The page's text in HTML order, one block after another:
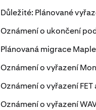
Důležité: Plánované
Oznámení o ukončení
Plánovaná migrace Maple
Oznámení o vyřazení
Oznámení o vyřazení
Oznámení o vyřazení